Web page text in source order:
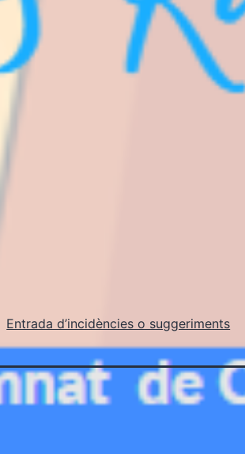
Entrada d’incidències o suggeriments